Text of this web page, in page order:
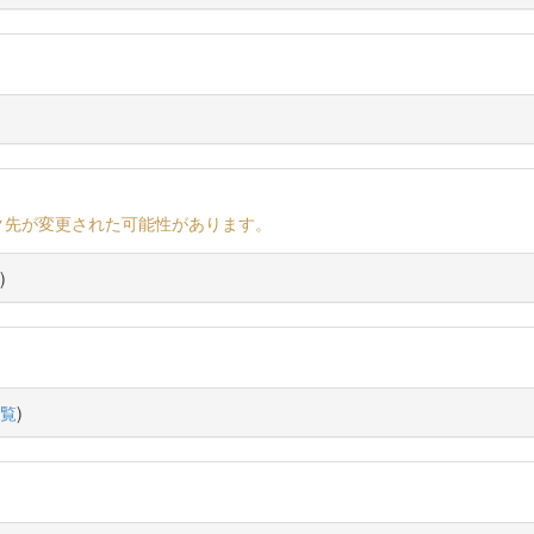
が変更された可能性があります。
)
)